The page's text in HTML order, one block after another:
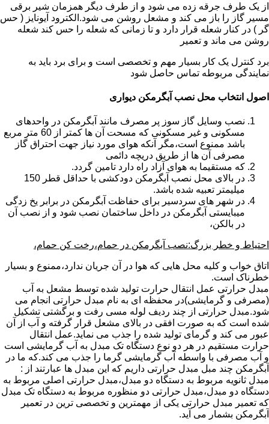
از یک طرف جرقه زده می شود و از طرف دیگر همزمان شیر برقی
مسیر گاز را باز می کند و مشعل روشن می شود.الکترود آیونایز ( حس
گر ) در کنار شعله قرار دارد و تا زمانی که شعله را حس کند شعله
روشن می ماند و تعمیر
برد کنترل یک کار بسیار مهم و تخصصی است و برای برد باید به
نمایندگی مربوطه تماس حاصل شود
اصول انتخاب محل نصب آبگرمکن دیواری
نصب وسایل گاز سوز پر مصرف مانند آبگرمکن در واحدهای
مسکونی و غیر مسکونی که مسحت آن ها کمتر از 60 متر مربع
باشد ممنوع است،مگر آنکه هوای مورد نیاز جهت احتراق گاز
مصرفی آن ها از طریق دریچه دائمی
که مستقیما به هوای آزاد راه دارد تامین گردد.
در بالای محل نصب آبگرمکن دودکشی با حداقل قطر 150
میلیمتر تعبیه شده باشد.
در شهر های سردسیر برای حفاظت آبگرمکن در برابر یخ زدگی
میبایستی آبگرمکن در داخل ساختمان نصب شود و از نصب آن
در بالکن،
احتیاط و خطر بزرگ:نصب آبگرمکن در حمام،رخت کن حمام،
اتاق خواب و کلیه محل هایی که هوا در آن جریان ندارد،ممنوع و بسیار
خطرناک است.
مبدل حرارتی عمل انتقال حرارت تولید شده توسط مشعل به آب
(مصرفی و گرمایشی)در محفظه ای به نام مبدل حرارتی انجام می
شود.مبدل حرارتی از چند ردیف لوله مسی رفت و برگشتی تشکیل
شده است که به صورت افقی در بالای مشعل قرار گرفته و آب از آن
عبور می کند و گرمای تولید شده را جذب می نماید.عمل انتقال
حرارت مستقیم در هر دو نوع دستگاه تک مبدل به آب گرمایشی است
و آب مصرفی با واسطه آب گرمایشی گرما را جذب می کند.که ما در
آبگرمکن چند مبل مبدل حرارتی داریم که این مبدل ها عبارتند از :
مبدل ثانویه مربوط به دستگاه دو مبدل،مبدل حرارتی اصلی مربوط به
دستگاه دو مبدل،مبدل حرارتی دو منظوره مربوط به دستگاه تک مبدل
که تعمیر مبدل حرارتی یکی از مهمترین و تخصصی ترین در تعمیر
آبگرمکن بشمار می آید.